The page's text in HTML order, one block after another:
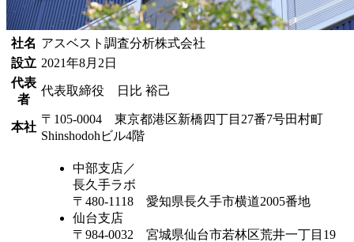
社名 アスベスト調査分析株式会社
設立 2021年8月2日
代表
者
代表取締役 日比 裕己
本社
〒105-0004 東京都港区新橋四丁目27番7号田村町
Shinshodohビル4階
中部支店／
長久手ラボ
〒480-1118 愛知県長久手市横道2005番地
仙台支店
〒984-0032 宮城県仙台市若林区荒井一丁目19